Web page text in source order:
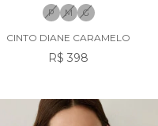
P M G
CINTO DIANE CARAMELO
R$ 398